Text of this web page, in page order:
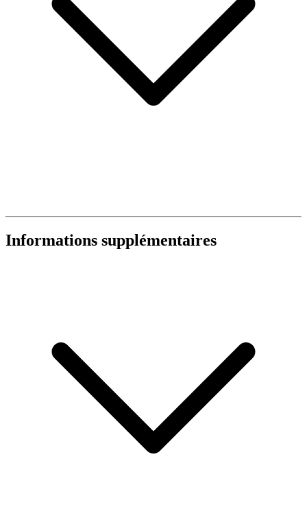
Informations supplémentaires